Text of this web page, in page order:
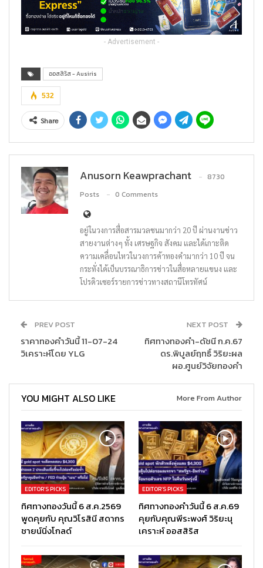
- Advertisement -
ออสสิริส - Ausiris
532
Share
Anusorn Keawprachant
8730
Posts
0 Comments
อยู่ในวงการสื่อสารมวลชนมากว่า 20 ปี ผ่านงานข่าว
สายงานต่างๆ ทั้ง เศรษฐกิจ สังคม และได้เกาะติด
ความเคลื่อนไหวในวงการค้าทองคำมากว่า 10 ปี จน
กระทั่งได้เป็นบรรณาธิการข่าวในสื่อหลายแขนง และ
โปรดิวเซอร์รายการข่าวทางสถานีโทรทัศน์
PREV POST
ราคาทองคำวันนี้ 11-07-24
วิเคราะห์โดย YLG
NEXT POST
ทิศทางทองคำ-ดัชนี ก.ค.67
ดร.พิบูลย์ฤทธิ์ วิริยะผล
ผอ.ศูนย์วิจัยทองคำ
YOU MIGHT ALSO LIKE More From Author
EDITOR’S PICKS
ทิศทางทองวันนี้ 6 ส.ค.2569
พูดคุยกับ คุณวิโรสินี สดากร
ชายน์นิ่งโกลด์
EDITOR’S PICKS
ทิศทางทองคำวันนี้ 6 ส.ค.69
คุยกับคุณพีระพงศ์ วิริยะนุ
เคราะห์ ออสสิริส